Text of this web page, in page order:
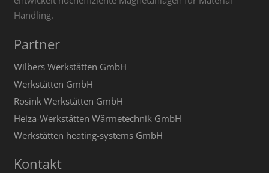
Handling.
Partner
Wilbers Werkstätten GmbH
Werkstätten GmbH
Rosink Werkstätten GmbH
Heiza-Werkstätten Wärmetechnik GmbH
Werkstätten heating-systems GmbH
Kontakt